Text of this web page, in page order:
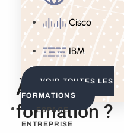
Cisco
IBM
VOIR TOUTES LES
FORMATIONS
ESPACE
ENTREPRISE
environnement de
Sauvegarder et
Exploiter la
Garantir la
À qui
formation ?